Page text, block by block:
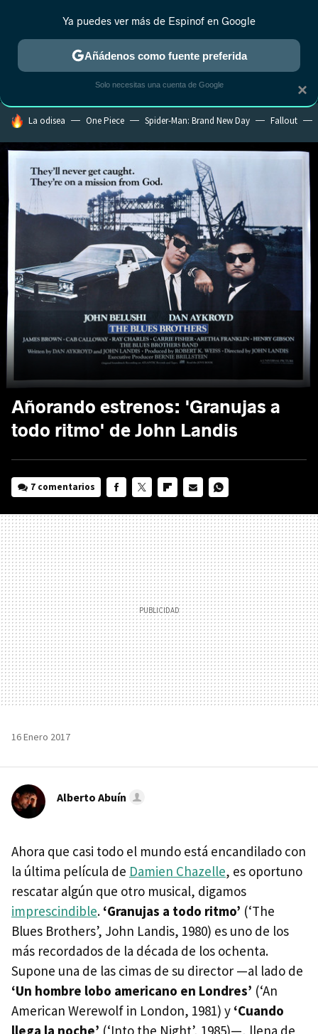
MENÚ NUEVO
ESTRENOS REALITY ANIME RANKINGS CINE
HOY SE HABLA DE
La odisea One Piece Spider-Man: Brand New Day Fallout
Añorando estrenos: 'Granujas a
todo ritmo' de John Landis
7 comentarios
MAIL
16 Enero 2017
Alberto Abuín
Ahora que casi todo el mundo está encandilado con
la última película de Damien Chazelle, es oportuno
rescatar algún que otro musical, digamos
imprescindible. ‘Granujas a todo ritmo’ (‘The
Blues Brothers’, John Landis, 1980) es uno de los
más recordados de la década de los ochenta.
Supone una de las cimas de su director —al lado de
‘Un hombre lobo americano en Londres’ (‘An
American Werewolf in London, 1981) y ‘Cuando
×
Ya puedes ver más de Espinof en Google
Añádenos como fuente preferida
Solo necesitas una cuenta de Google